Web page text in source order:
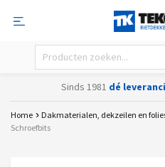
Sinds 1981 dé
Home Dakmaterialen, dekzeilen en
Schroefbits